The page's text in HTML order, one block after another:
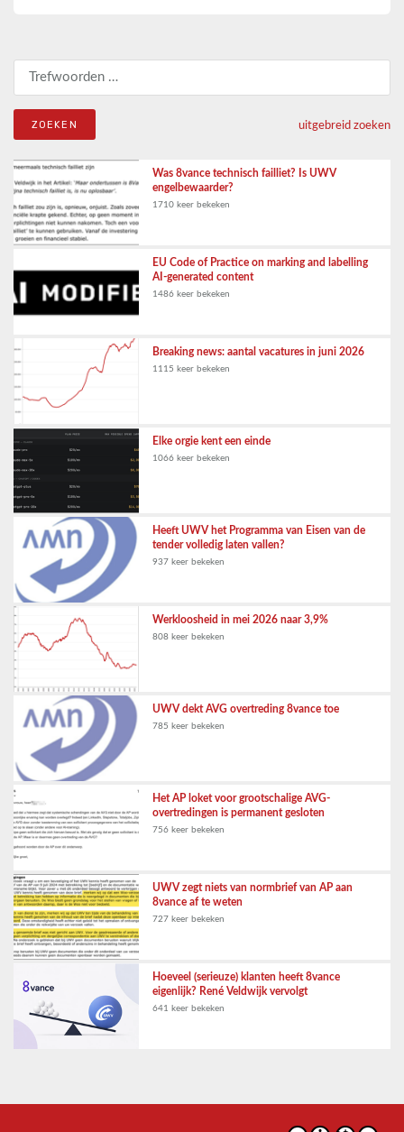
Zoeken naar:
uitgebreid zoeken
Was 8vance technisch failliet? Is UWV
engelbewaarder?
1710 keer bekeken
EU Code of Practice on marking and labelling
AI-generated content
1486 keer bekeken
Breaking news: aantal vacatures in juni 2026
1115 keer bekeken
Elke orgie kent een einde
1066 keer bekeken
Heeft UWV het Programma van Eisen van de
tender volledig laten vallen?
937 keer bekeken
Werkloosheid in mei 2026 naar 3,9%
808 keer bekeken
UWV dekt AVG overtreding 8vance toe
785 keer bekeken
Het AP loket voor grootschalige AVG-
overtredingen is permanent gesloten
756 keer bekeken
UWV zegt niets van normbrief van AP aan
8vance af te weten
727 keer bekeken
Hoeveel (serieuze) klanten heeft 8vance
eigenlijk? René Veldwijk vervolgt
641 keer bekeken